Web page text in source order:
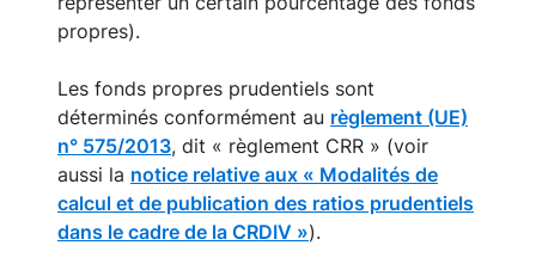
propres).
Les fonds propres prudentiels sont
déterminés conformément au règlement (UE)
n° 575/2013, dit « règlement CRR » (voir
aussi la notice relative aux « Modalités de
calcul et de publication des ratios prudentiels
dans le cadre de la CRDIV »).